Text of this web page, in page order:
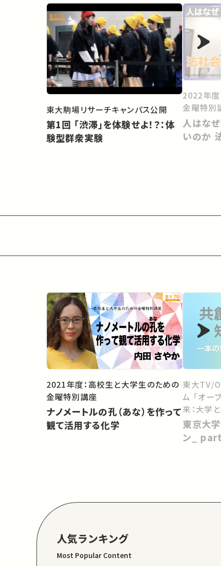
東大駒場リサーチキャンパス公開
第1回 「渋滞」を体験せよ！？：体
験型群衆実験
2022年度
金曜特別
人はな
いのか
2021年度：高校生と大学生のための
金曜特別講座
ナノメートルの孔（あな）を作って
観て活用する化学
東大TV/
ム 「オー
来：大学
向けて」
東京大
ン_
人気ランキング
Most Popular Content